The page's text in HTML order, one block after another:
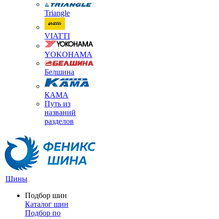
Triangle
VIATTI
YOKOHAMA
Белшина
КАМА
Путь из
названий
разделов
Шины
Подбор шин
Каталог шин
Подбор по